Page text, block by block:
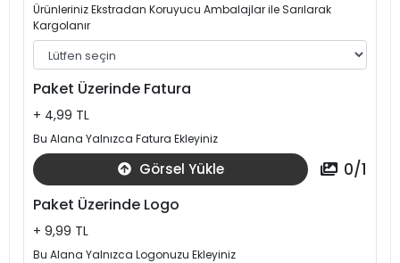
Ürünleriniz Ekstradan Koruyucu Ambalajlar ile Sarılarak
Kargolanır
Paket Üzerinde Fatura
+ 4,99 TL
Bu Alana Yalnızca Fatura Ekleyiniz
Görsel Yükle 0/1
Paket Üzerinde Logo
+ 9,99 TL
Bu Alana Yalnızca Logonuzu Ekleyiniz